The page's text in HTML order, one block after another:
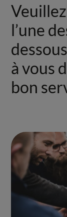
l’une
à vous
bon